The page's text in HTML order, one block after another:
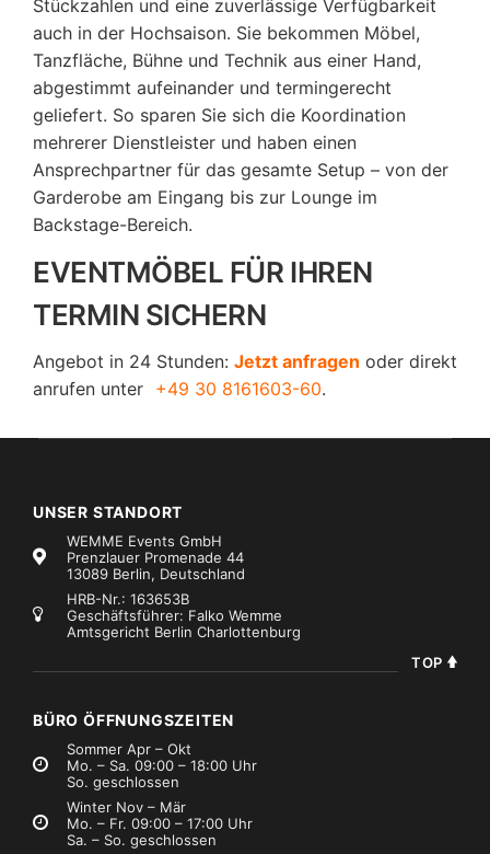
Stückzahlen und eine zuverlässige Verfügbarkeit
auch in der Hochsaison. Sie bekommen Möbel,
Tanzfläche, Bühne und Technik aus einer Hand,
abgestimmt aufeinander und termingerecht
geliefert. So sparen Sie sich die Koordination
mehrerer Dienstleister und haben einen
Ansprechpartner für das gesamte Setup – von der
Garderobe am Eingang bis zur Lounge im
Backstage-Bereich.
EVENTMÖBEL FÜR IHREN
TERMIN SICHERN
Angebot in 24 Stunden: Jetzt anfragen oder direkt
anrufen unter +49 30 8161603-60.
UNSER STANDORT
WEMME Events GmbH
Prenzlauer Promenade 44
13089 Berlin, Deutschland
HRB-Nr.: 163653B
Geschäftsführer: Falko Wemme
Amtsgericht Berlin Charlottenburg
BÜRO ÖFFNUNGSZEITEN
Sommer Apr – Okt
Mo. – Sa. 09:00 – 18:00 Uhr
So. geschlossen
Winter Nov – Mär
Mo. – Fr. 09:00 – 17:00 Uhr
Sa. – So. geschlossen
TOP